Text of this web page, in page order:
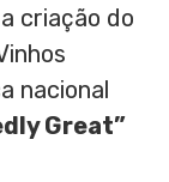
criação do
nacional
Great”